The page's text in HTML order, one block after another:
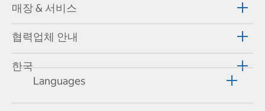
매장 & 서비스
협력업체 안내
한국
Languages